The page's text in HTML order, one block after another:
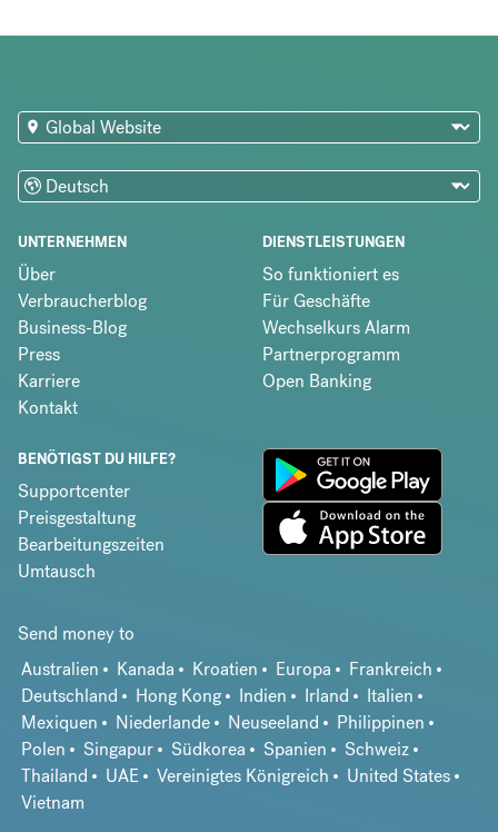
UNTERNEHMEN
Über
Verbraucherblog
Business-Blog
Press
Karriere
Kontakt
DIENSTLEISTUNGEN
So funktioniert es
Für Geschäfte
Wechselkurs Alarm
Partnerprogramm
Open Banking
BENÖTIGST DU HILFE?
Supportcenter
Preisgestaltung
Bearbeitungszeiten
Umtausch
Send money to
Australien
Kanada Kroatien Europa
Frankreich
Deutschland
Hong Kong Indien Irland
Italien
Mexiquen
Niederlande Neuseeland
Philippinen
Polen
Singapur Südkorea Spanien
Schweiz
Thailand
UAE Vereinigtes Königreich
United States
Vietnam